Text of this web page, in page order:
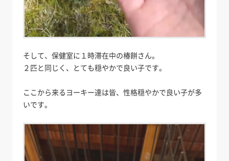
そして、保健室に１時滞在中の椿餅さん。
２匹と同じく、とても穏やかで良い子です。
ここから来るヨーキー達は皆、性格穏やかで良い子が多
いです。